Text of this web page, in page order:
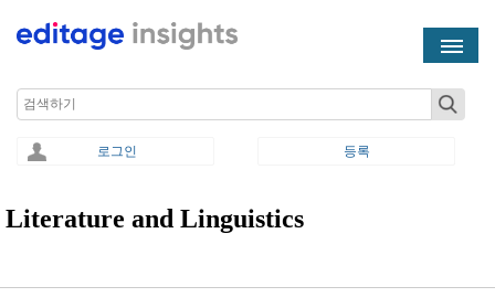
Search
로그인 등록
You are here
Literature and Linguistics